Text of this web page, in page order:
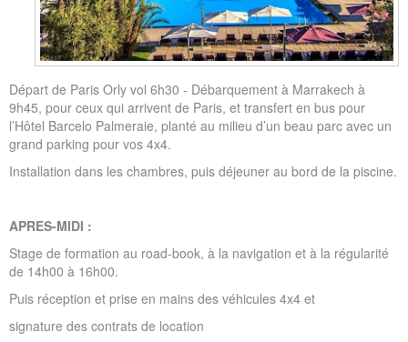
Départ de Paris Orly vol 6h30 - Débarquement à Marrakech à
9h45, pour ceux qui arrivent de Paris, et transfert en bus pour
l’Hôtel Barcelo Palmeraie, planté au milieu d’un beau parc avec un
grand parking pour vos 4x4.
Installation dans les chambres, puis déjeuner au bord de la piscine.
APRES-MIDI :
Stage de formation au road-book, à la navigation et à la régularité
de 14h00 à 16h00.
Puis réception et prise en mains des véhicules 4x4 et
signature des contrats de location